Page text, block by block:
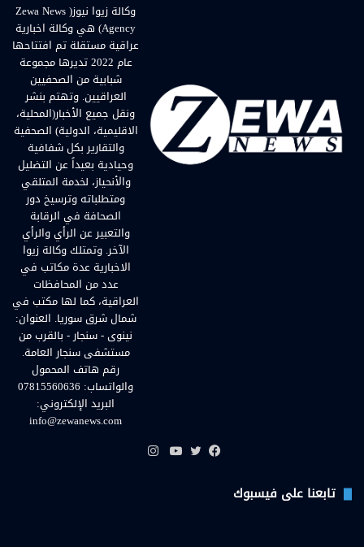
وكالة زيوا نيوز( Zewa News
Agency) هي وكالة اخبارية
عراقية مستقلة تم افتتاحها
عام 2022 تديرها مجموعة
شبابية من الصحفيين
العراقيين. وتهتم بنشر
ونقل جميع الأخبار(المحلية،
الاقليمية، الدولية) الصحفية
والتقارير بكل شفافية
وحيادية بعيداً عن التضليل
والأنحياز، لخدمة المتلقي
ومتطلباته وترسيخ دور
الصحافة في الرقابة
والتعبير عن الرأي والرأي
الآخر. وتمتلك وكالة زيوا
الاخبارية عدة مكاتب في
عدد من المحافظات
العراقية، كما لها مكتب في
شمال شرق سوريا. العنوان:
نينوى - سنجار - بالقرب من
مستشفى سنجار العامة.
رقم هاتف المحمول
والواتساب: 07815560636
البريد الإلكتروني:
info@zewanews.com
تابعنا على فيسبوك